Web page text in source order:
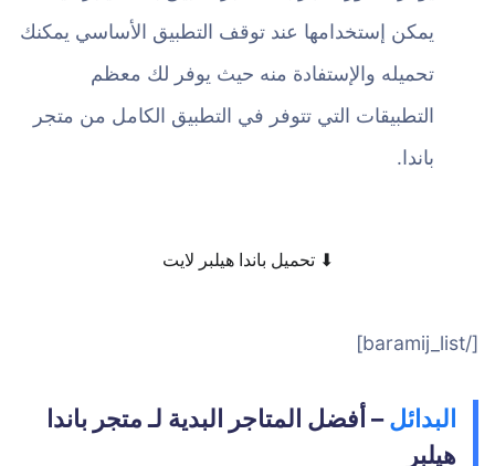
يمكن إستخدامها عند توقف التطبيق الأساسي يمكنك
تحميله والإستفادة منه حيث يوفر لك معظم
التطبيقات التي تتوفر في التطبيق الكامل من متجر
باندا.
⬇ تحميل باندا هيلبر لايت
[/baramij_list]
البدائل– أفضل المتاجر البدية لـ متجر باندا
هيلبر